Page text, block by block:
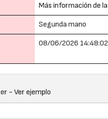
Más información de
Segunda mano
08/06/2026 14:48:02
-Ver ejemplo